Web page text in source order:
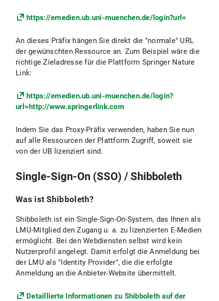
https://emedien.ub.uni-muenchen.de/login?url=
An dieses Präfix hängen Sie direkt die "normale" URL
der gewünschten Ressource an. Zum Beispiel wäre die
richtige Zieladresse für die Plattform Springer Nature
Link:
https://emedien.ub.uni-muenchen.de/login?
url=http://www.springerlink.com
Indem Sie das Proxy-Präfix verwenden, haben Sie nun
auf alle Ressourcen der Plattform Zugriff, soweit sie
von der UB lizenziert sind.
Single-Sign-On (SSO) / Shibboleth
Was ist Shibboleth?
Shibboleth ist ein Single-Sign-On-System, das Ihnen als
LMU-Mitglied den Zugang u. a. zu lizenzierten E-Medien
ermöglicht. Bei den Webdiensten selbst wird kein
Nutzerprofil angelegt. Damit erfolgt die Anmeldung bei
der LMU als "Identity Provider", die die erfolgte
Anmeldung an die Anbieter-Website übermittelt.
Detaillierte Informationen zu Shibboleth auf der